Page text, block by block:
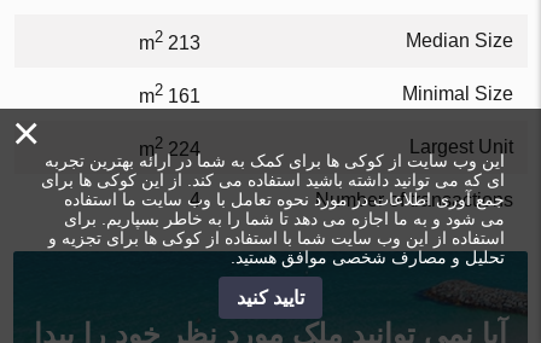
Median Size
213 m
2
Minimal Size
161 m
2
Largest Unit
224 m
2
Number of transactions
4
آیا نمی توانید ملک مورد نظر خود را پیدا
×
این وب سایت از کوکی ها برای کمک به شما در ارائه بهترین تجربه
ای که می توانید داشته باشید استفاده می کند. از این کوکی ها برای
جمع آوری اطلاعات در مورد نحوه تعامل با وب سایت ما استفاده
می شود و به ما اجازه می دهد تا شما را به خاطر بسپاریم. برای
استفاده از این وب سایت شما با استفاده از کوکی ها برای تجزیه و
تحلیل و مصارف شخصی موافق هستید.
تایید کنید